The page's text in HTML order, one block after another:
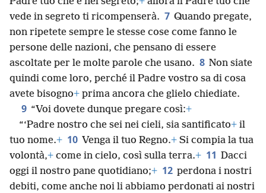
vede in segreto ti ricompenserà. 7 Quando pregate,
non ripetete sempre le stesse cose come fanno le
persone delle nazioni, che pensano di essere
ascoltate per le molte parole che usano. 8 Non siate
quindi come loro, perché il Padre vostro sa di cosa
avete bisogno+ prima ancora che glielo chiediate.
9 “Voi dovete dunque pregare così:+
“‘Padre nostro che sei nei cieli, sia santificato+ il
tuo nome.+ 10 Venga il tuo Regno.+ Si compia la tua
volontà,+ come in cielo, così sulla terra.+ 11 Dacci
oggi il nostro pane quotidiano;+ 12 perdona i nostri
debiti, come anche noi li abbiamo perdonati ai nostri